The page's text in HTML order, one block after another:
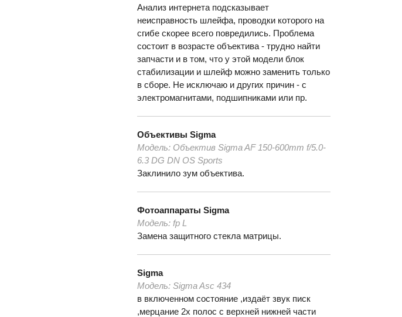
Анализ интернета подсказывает
неисправность шлейфа, проводки которого на
сгибе скорее всего повредились. Проблема
состоит в возрасте объектива - трудно найти
запчасти и в том, что у этой модели блок
стабилизации и шлейф можно заменить только
в сборе. Не исключаю и других причин - с
электромагнитами, подшипниками или пр.
Объективы Sigma
Модель: Объектив Sigma AF 150-600mm f/5.0-
6.3 DG DN OS Sports
Заклинило зум объектива.
Фотоаппараты Sigma
Модель: fp L
Замена защитного стекла матрицы.
Sigma
Модель: Sigma Asc 434
в включенном состояние ,издаёт звук писк
,мерцание 2х полос с верхней нижней части